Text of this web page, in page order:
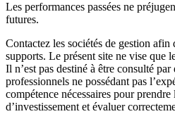
Les performances passées ne
futures.
Contactez les sociétés de gestion afin
supports. Le présent site ne vise que
Il n’est pas destiné à être consulté par
professionnels ne possédant pas
compétence nécessaires pour
d’investissement et évaluer